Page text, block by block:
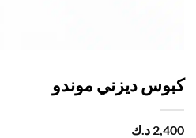
ديزني موندو
د.ك